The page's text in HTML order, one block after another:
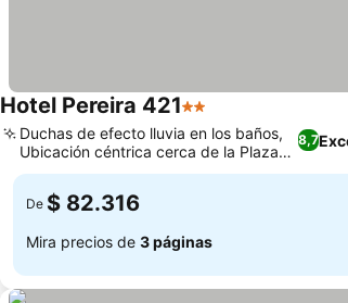
Hotel Pereira 4212 Estrellas
8,7
Duchas de efecto lluvia en los baños,
Ubicación céntrica cerca de la Plaza
Bolívar
De $ 82.316
Mira precios de 3 páginas